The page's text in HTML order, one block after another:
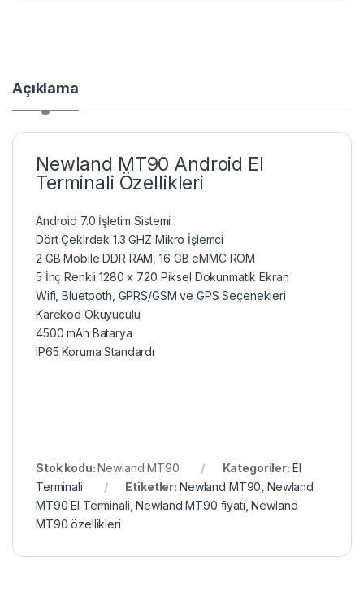
Açıklama
Newland MT90 Android El
Terminali Özellikleri
Android 7.0 İşletim Sistemi
Dört Çekirdek 1.3 GHZ Mikro İşlemci
2 GB Mobile DDR RAM, 16 GB eMMC ROM
5 İnç Renkli 1280 x 720 Piksel Dokunmatik Ekran
Wifi, Bluetooth, GPRS/GSM ve GPS Seçenekleri
Karekod Okuyuculu
4500 mAh Batarya
IP65 Koruma Standardı
Stok kodu:Newland MT90 Kategoriler: El
Terminali
Etiketler: Newland MT90 Newland
MT90 El Terminali ,Newland MT90 fiyatı ,Newland
MT90 özellikleri